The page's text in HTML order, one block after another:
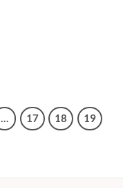
… 17 18 19